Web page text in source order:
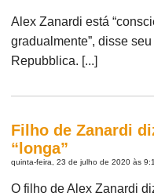
Alex Zanardi está
gradualmente”, disse
Repubblica. [...]
Filho de Zanardi
“longa”
quinta-feira, 23 de julho de 2020 às
O filho de Alex Zanardi